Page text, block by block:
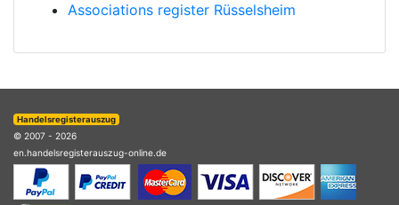
Associations register Rüsselsheim
Handelsregisterauszug
© 2007 - 2026
en.handelsregisterauszug-online.de